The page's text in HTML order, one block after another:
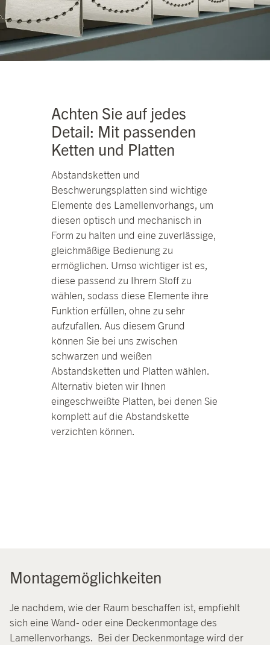
Achten Sie auf jedes
Detail: Mit passenden
Ketten und Platten
Abstandsketten und
Beschwerungsplatten sind wichtige
Elemente des Lamellenvorhangs, um
diesen optisch und mechanisch in
Form zu halten und eine zuverlässige,
gleichmäßige Bedienung zu
ermöglichen. Umso wichtiger ist es,
diese passend zu Ihrem Stoff zu
wählen, sodass diese Elemente ihre
Funktion erfüllen, ohne zu sehr
aufzufallen. Aus diesem Grund
können Sie bei uns zwischen
schwarzen und weißen
Abstandsketten und Platten wählen.
Alternativ bieten wir Ihnen
eingeschweißte Platten, bei denen Sie
komplett auf die Abstandskette
verzichten können.
Montagemöglichkeiten
Je nachdem, wie der Raum beschaffen ist, empfiehlt
sich eine Wand- oder eine Deckenmontage des
Lamellenvorhangs. Bei der Deckenmontage wird der